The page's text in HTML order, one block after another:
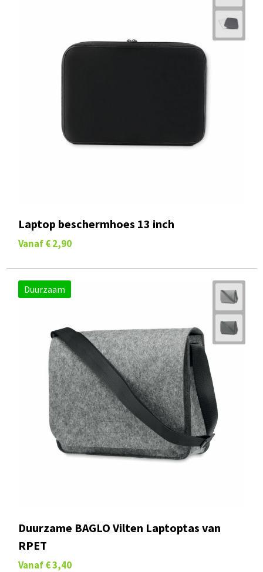
Laptop beschermhoes 13 inch
Vanaf € 2,90
Duurzaam
Duurzame BAGLO Vilten Laptoptas van
RPET
Vanaf € 3,40